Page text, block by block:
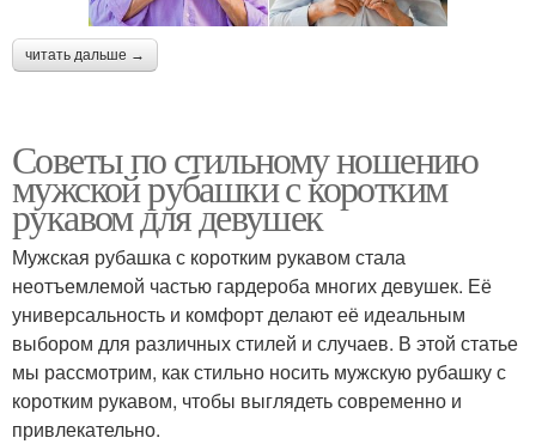
читать дальше →
Советы по стильному ношению
мужской рубашки с коротким
рукавом для девушек
Мужская рубашка с коротким рукавом стала
неотъемлемой частью гардероба многих девушек. Её
универсальность и комфорт делают её идеальным
выбором для различных стилей и случаев. В этой статье
мы рассмотрим, как стильно носить мужскую рубашку с
коротким рукавом, чтобы выглядеть современно и
привлекательно.